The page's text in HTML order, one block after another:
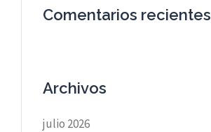
Comentarios recientes
Archivos
julio 2026